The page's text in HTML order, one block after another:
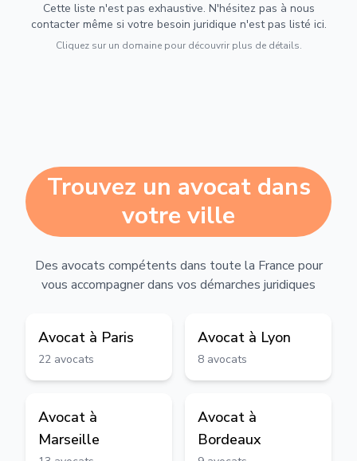
Cette liste n'est pas exhaustive. N'hésitez pas à nous
contacter même si votre besoin juridique n'est pas listé ici.
Cliquez sur un domaine pour découvrir plus de détails.
Trouvez un avocat dans
votre ville
Des avocats compétents dans toute la France pour
vous accompagner dans vos démarches juridiques
Avocat à Paris
22 avocats
Avocat à Lyon
8 avocats
Avocat à
Marseille
Avocat à
Bordeaux